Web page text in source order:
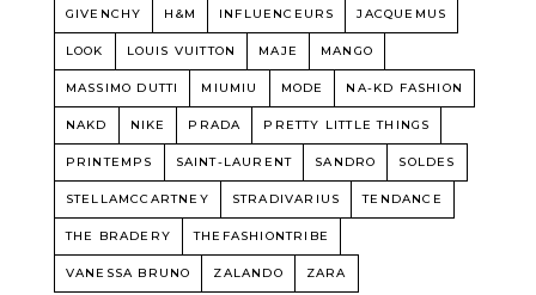
GIVENCHY H&M INFLUENCEURS JACQUEMUS
LOOK LOUIS VUITTON MAJE MANGO
MASSIMO DUTTI MIUMIU MODE NA-KD FASHION
NAKD NIKE PRADA PRETTY LITTLE THINGS
PRINTEMPS SAINT-LAURENT SANDRO SOLDES
STELLAMCCARTNEY STRADIVARIUS TENDANCE
THE BRADERY THEFASHIONTRIBE
VANESSA BRUNO ZALANDO ZARA